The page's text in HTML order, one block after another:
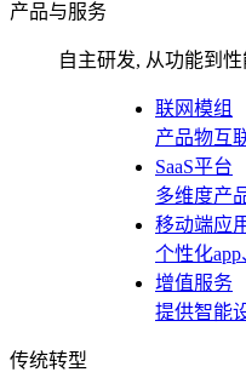
产品与服务
自主研发, 从功能到
联网模组
产品物互
SaaS平台
多维度产
移动端应
个性化
增值服务
提供智能
传统转型